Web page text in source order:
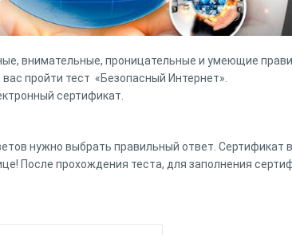
внимательные, проницательные и умеющие
пройти тест «Безопасный Интернет».
сертификат.
нужно выбрать правильный ответ. Сертификат
После прохождения теста, для заполнения